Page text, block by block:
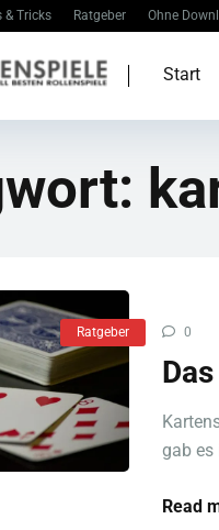
& Tricks Ratgeber Ohne
Start
Ratgeber 0
gab es
Read